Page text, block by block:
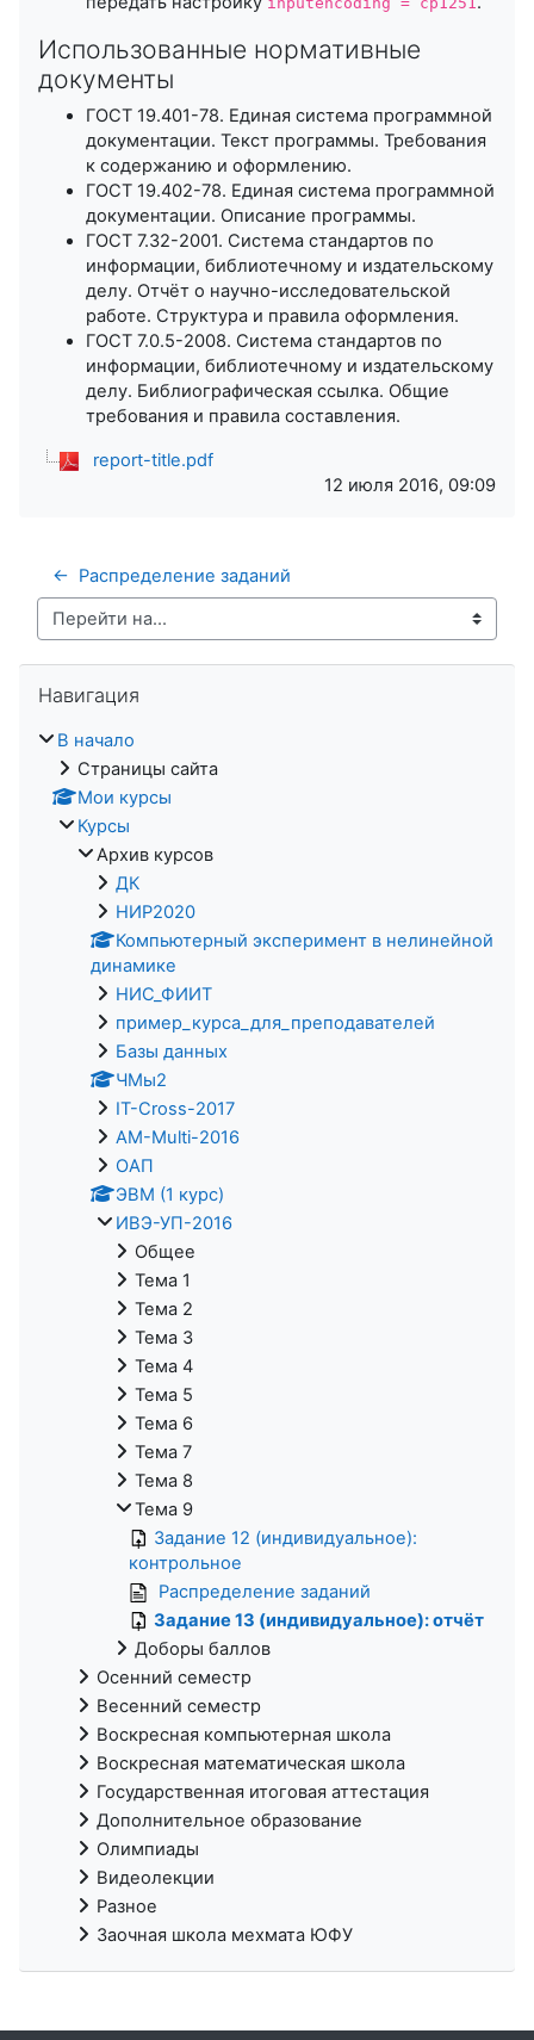
Использованные нормативные
документы
ГОСТ 19.401-78. Единая система программной
документации. Текст программы. Требования
к содержанию и оформлению.
ГОСТ 19.402-78. Единая система программной
документации. Описание программы.
ГОСТ 7.32-2001. Система стандартов по
информации, библиотечному и издательскому
делу. Отчёт о научно-исследовательской
работе. Структура и правила оформления.
ГОСТ 7.0.5-2008. Система стандартов по
информации, библиотечному и издательскому
делу. Библиографическая ссылка. Общие
требования и правила составления.
report-title.pdf
12 июля 2016, 09:09
←  Распределение заданий
Перейти на...
Навигация
В начало
Страницы сайта
Мои курсы
Курсы
Архив курсов
ДК
НИР2020
Компьютерный эксперимент в нелинейной
динамике
НИС_ФИИТ
пример_курса_для_преподавателей
Базы данных
ЧМы2
IT-Cross-2017
AM-Multi-2016
ОАП
ЭВМ (1 курс)
ИВЭ-УП-2016
Общее
Тема 1
Тема 2
Тема 3
Тема 4
Тема 5
Тема 6
Тема 7
Тема 8
Тема 9
Задание 12 (индивидуальное):
контрольное
Распределение заданий
Задание 13 (индивидуальное): отчёт
Доборы баллов
Осенний семестр
Весенний семестр
Воскресная компьютерная школа
Воскресная математическая школа
Государственная итоговая аттестация
Дополнительное образование
Олимпиады
Видеолекции
Разное
Заочная школа мехмата ЮФУ